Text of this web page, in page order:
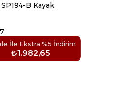
B Kayak
İle Ekstra %5 İndirim
₺1.982,65